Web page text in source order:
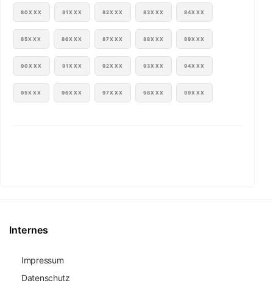
80XXX 81XXX 82XXX 83XXX 84XXX
85XXX 86XXX 87XXX 88XXX 89XXX
90XXX 91XXX 92XXX 93XXX 94XXX
95XXX 96XXX 97XXX 98XXX 99XXX
Internes
Impressum
Datenschutz